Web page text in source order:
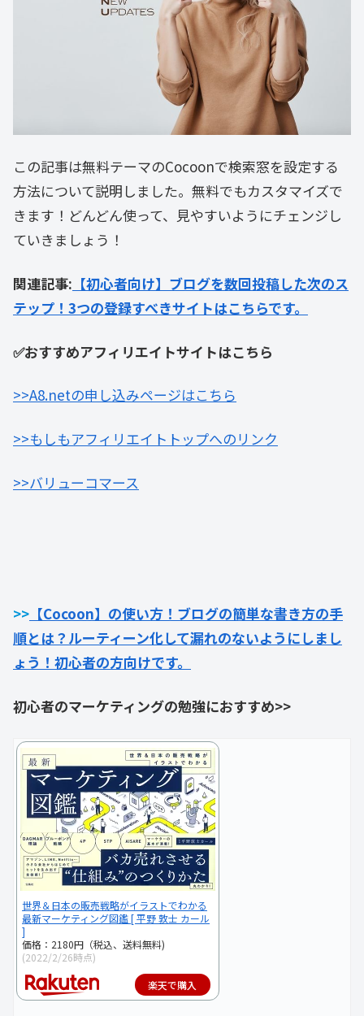
この記事は無料テーマのCocoonで検索窓を設定する
方法について説明しました。無料でもカスタマイズで
きます！どんどん使って、見やすいようにチェンジし
ていきましょう！
関連記事: 【初心者向け】ブログを数回投稿した次のス
テップ！3つの登録すべきサイトはこちらです。
✅おすすめアフィリエイトサイトはこちら
>>A8.netの申し込みページはこちら
>>もしもアフィリエイトトップへのリンク
>>バリューコマース
>> 【Cocoon】の使い方！ブログの簡単な書き方の手
順とは？ルーティーン化して漏れのないようにしまし
ょう！初心者の方向けです。
初心者のマーケティングの勉強におすすめ>>
世界＆日本の販売戦略がイラストでわかる
最新マーケティング図鑑 [ 平野 敦士 カール
]
価格：2180円（税込、送料無料)
(2022/2/26時点)
楽天で購入